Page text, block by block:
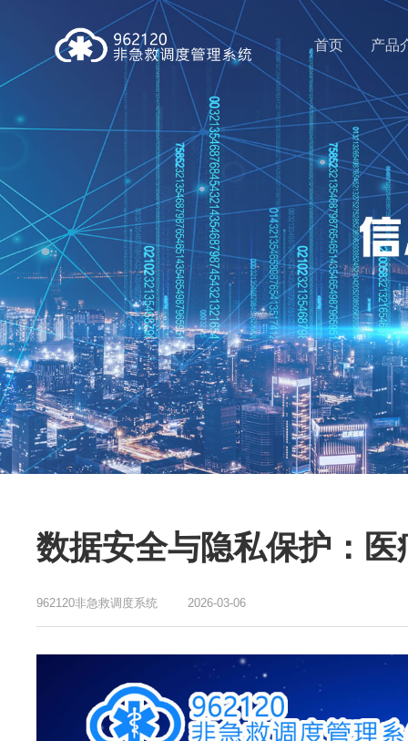
首页 产品
数据安全与隐私保护：
962120非急救调度系统 2026-03-06